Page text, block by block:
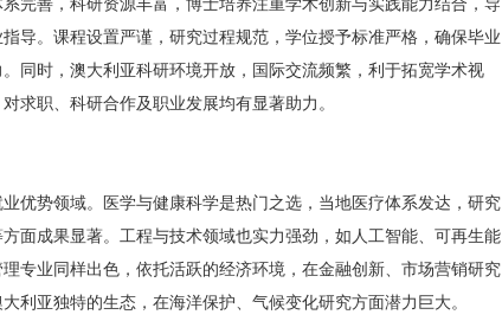
完善，科研资源丰富，博士培养注重学术创新与实践能力结合，导
导。课程设置严谨，研究过程规范，学位授予标准严格，确保毕业
同时，澳大利亚科研环境开放，国际交流频繁，利于拓宽学术视
求职、科研合作及职业发展均有显著助力。
优势领域。医学与健康科学是热门之选，当地医疗体系发达，研究
面成果显著。工程与技术领域也实力强劲，如人工智能、可再生能
专业同样出色，依托活跃的经济环境，在金融创新、市场营销研究
利亚独特的生态，在海洋保护、气候变化研究方面潜力巨大。